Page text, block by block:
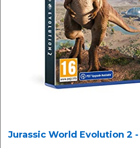
Jurassic World Evolution 2